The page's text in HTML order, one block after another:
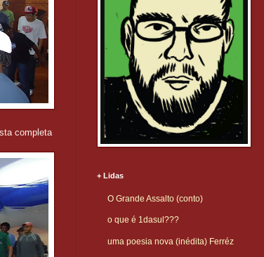
completa
+ Lidas
O Grande Assalto (conto)
o que é 1dasul???
uma poesia nova (inédita) Ferréz